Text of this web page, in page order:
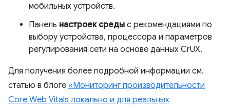
мобильных устройств.
Панель настроек среды с рекомендациями по
выбору устройства, процессора и параметров
регулирования сети на основе данных CrUX.
Для получения более подробной информации см.
статью в блоге «Мониторинг производительности
Core Web Vitals локально и для реальных